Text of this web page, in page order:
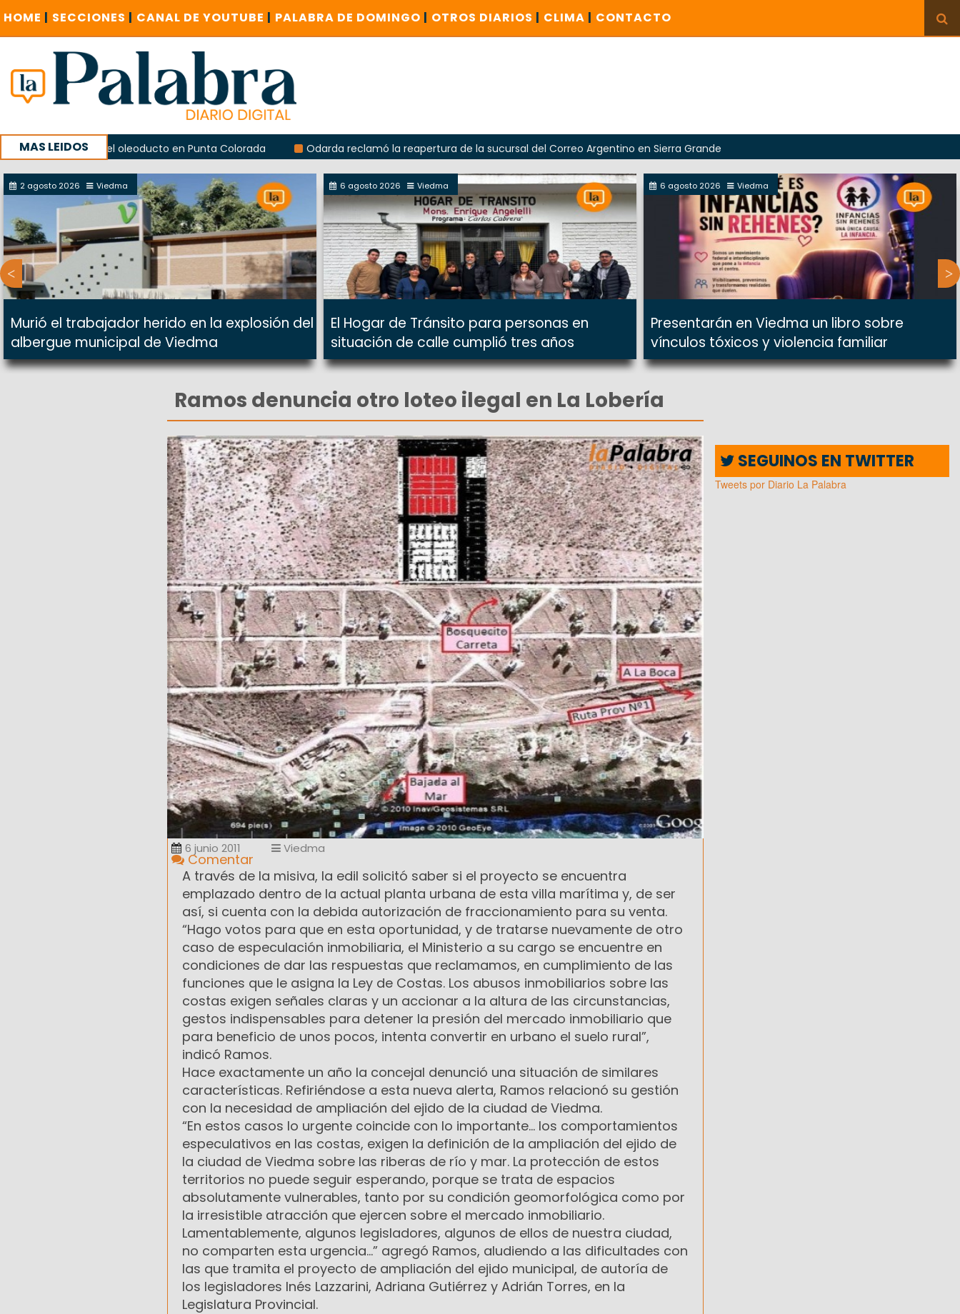
HOME | SECCIONES | CANAL DE YOUTUBE | PALABRA DE DOMINGO | OTROS DIARIOS | CLIMA | CONTACTO
MAS LEIDOS
obras del oleoducto en Punta Colorada Odarda reclamó la reapertura de la sucursal del Correo Argentino en Sierra Grande
2 agosto 2026 Viedma
Murió el trabajador herido en la explosión del
albergue municipal de Viedma
6 agosto 2026 Viedma
El Hogar de Tránsito para personas en
situación de calle cumplió tres años
6 agosto 2026 Viedma
Presentarán en Viedma un libro sobre
vínculos tóxicos y violencia familiar
Ramos denuncia otro loteo ilegal en La Lobería
6 junio 2011 Viedma
Comentar
A través de la misiva, la edil solicitó saber si el proyecto se encuentra
emplazado dentro de la actual planta urbana de esta villa marítima y, de ser
así, si cuenta con la debida autorización de fraccionamiento para su venta.
“Hago votos para que en esta oportunidad, y de tratarse nuevamente de otro
caso de especulación inmobiliaria, el Ministerio a su cargo se encuentre en
condiciones de dar las respuestas que reclamamos, en cumplimiento de las
funciones que le asigna la Ley de Costas. Los abusos inmobiliarios sobre las
costas exigen señales claras y un accionar a la altura de las circunstancias,
gestos indispensables para detener la presión del mercado inmobiliario que
para beneficio de unos pocos, intenta convertir en urbano el suelo rural”,
indicó Ramos.
Hace exactamente un año la concejal denunció una situación de similares
características. Refiriéndose a esta nueva alerta, Ramos relacionó su gestión
con la necesidad de ampliación del ejido de la ciudad de Viedma.
“En estos casos lo urgente coincide con lo importante… los comportamientos
especulativos en las costas, exigen la definición de la ampliación del ejido de
la ciudad de Viedma sobre las riberas de río y mar. La protección de estos
territorios no puede seguir esperando, porque se trata de espacios
absolutamente vulnerables, tanto por su condición geomorfológica como por
la irresistible atracción que ejercen sobre el mercado inmobiliario.
Lamentablemente, algunos legisladores, algunos de ellos de nuestra ciudad,
no comparten esta urgencia…” agregó Ramos, aludiendo a las dificultades con
las que tramita el proyecto de ampliación del ejido municipal, de autoría de
los legisladores Inés Lazzarini, Adriana Gutiérrez y Adrián Torres, en la
Legislatura Provincial.
SEGUINOS EN TWITTER
Tweets por Diario La Palabra